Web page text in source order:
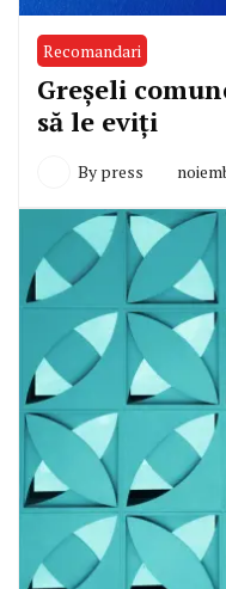
Recomandari
Greșeli
să le eviți
By press